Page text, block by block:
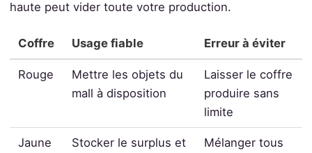
haute peut vider toute votre production.
Coffre Usage fiable Erreur à éviter
Rouge
Mettre les objets du
mall à disposition
Laisser le coffre
produire sans
limite
Jaune
Stocker le surplus et
Mélanger tous